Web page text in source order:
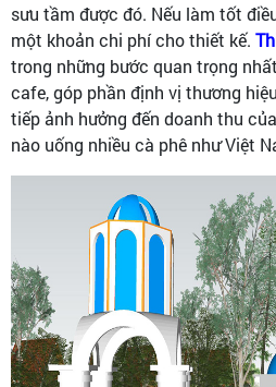
sưu tầm được đó. Nếu làm tốt
một khoản chi phí cho thiết kế.
trong những bước quan trọng
cafe, góp phần định vị thương
tiếp ảnh hưởng đến doanh thu
nào uống nhiều cà phê như Việt